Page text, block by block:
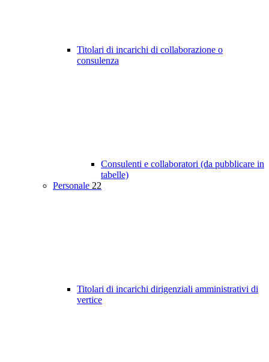
Titolari di incarichi di collaborazione o
consulenza
Consulenti e collaboratori (da pubblicare in
tabelle)
Personale 22
Titolari di incarichi dirigenziali amministrativi di
vertice